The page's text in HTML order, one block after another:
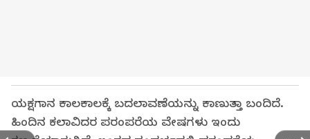
ಯಕ್ಷಗಾನ ಕಾಲಕಾಲಕ್ಕೆ ಬದಲಾವಣೆಯನ್ನು ಕಾಣುತ್ತಾ ಬಂದಿದೆ.
ಹಿಂದಿನ ಕಲಾವಿದರ ಪರಂಪರೆಯ ವೇಷಗಳು ಇಂದು